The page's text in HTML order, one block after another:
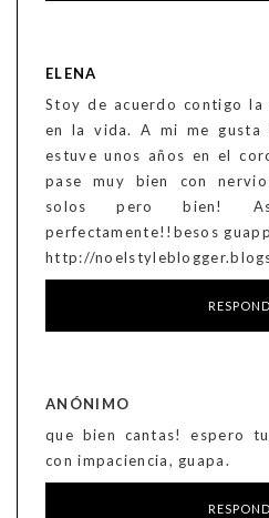
ELENA
Stoy de acuerdo contigo la
en la vida. A mi me gusta
estuve unos años en el
pase muy bien con
solos pero bien!
perfectamente!!besos
http://
ANÓNIMO
que bien cantas! espero
con impaciencia, guapa.